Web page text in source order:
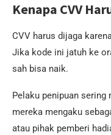
Kenapa CVV
CVV harus dijaga
Jika kode ini jatuh ke
sah bisa naik.
Pelaku penipuan
mereka mengaku
atau pihak pemberi